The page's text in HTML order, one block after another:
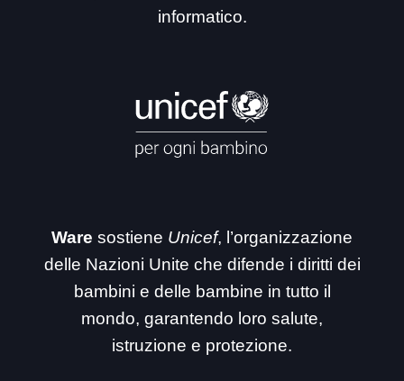
informatico.
Ware sostiene Unicef, l’organizzazione
delle Nazioni Unite che difende i diritti dei
bambini e delle bambine in tutto il
mondo, garantendo loro salute,
istruzione e protezione.